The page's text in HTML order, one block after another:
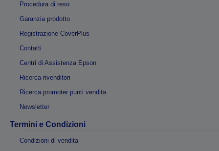
Procedura di reso
Garanzia prodotto
Registrazione CoverPlus
Contatti
Centri di Assistenza Epson
Ricerca rivenditori
Ricerca promoter punti vendita
Newsletter
Termini e Condizioni
Condizioni di vendita